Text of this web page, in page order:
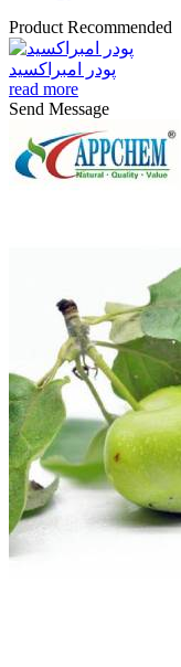
Product Recommended
پودر امبراکسید
read more
Send Message